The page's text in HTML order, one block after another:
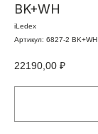
BK+WH
iLedex
Артикул: 6827-2 BK+WH
22190,00 ₽